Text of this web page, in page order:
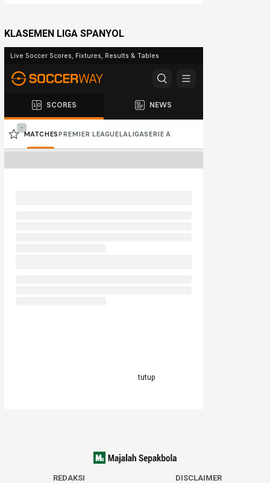
KLASEMEN LIGA SPANYOL
REDAKSI DISCLAIMER
tutup